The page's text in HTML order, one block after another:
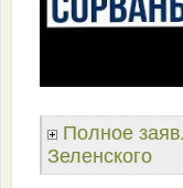
Полное
Зеленского